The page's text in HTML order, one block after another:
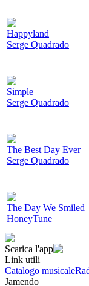
Happyland
Serge Quadrado
Simple
Serge Quadrado
The Best Day Ever
Serge Quadrado
The Day We Smiled
HoneyTune
Scarica l'app
Link utili
Catalogo musicale
Jamendo